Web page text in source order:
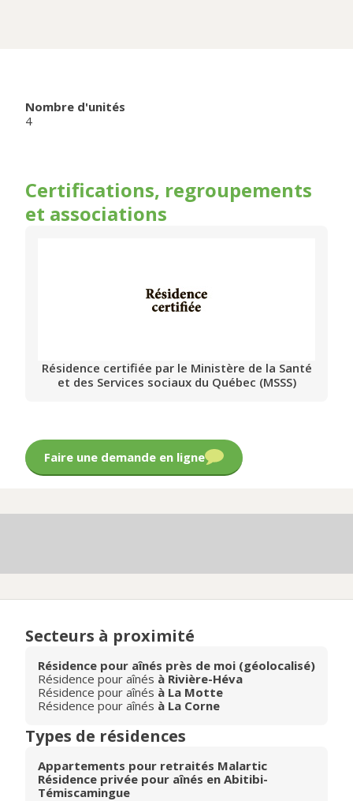
Nombre d'unités
4
Certifications, regroupements
et associations
Résidence certifiée par le Ministère de la Santé
et des Services sociaux du Québec (MSSS)
Faire une demande en ligne
Secteurs à proximité
Résidence pour aînés près de moi (géolocalisé)
Résidence pour aînés à Rivière-Héva
Résidence pour aînés à La Motte
Résidence pour aînés à La Corne
Types de résidences
Appartements pour retraités Malartic
Résidence privée pour aînés en Abitibi-
Témiscamingue